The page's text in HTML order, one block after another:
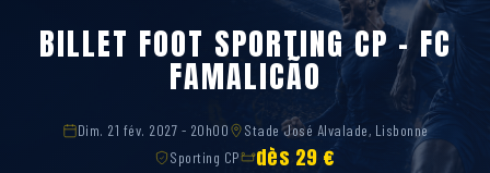
BILLET FOOT SPORTING CP – FC
FAMALICÃO
Dim. 21 fév. 2027 - 20h00
Stade José Alvalade, Lisbonne
Sporting CP
dès 29 €